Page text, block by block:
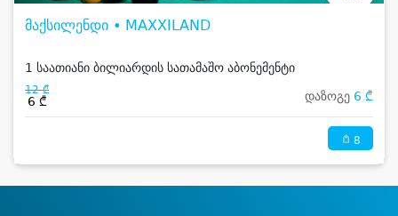
მაქსილენდი • MAXXILAND
1 საათიანი ბილიარდის სათამაშო აბონემენტი
12 ₾
6 ₾ დაზოგე 6 ₾
8